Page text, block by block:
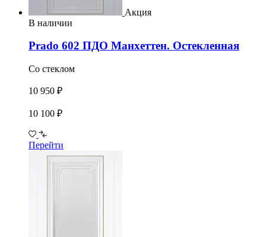
Акция
В наличии
Prado 602 ПДО Манхеттен. Остекленная
Со стеклом
10 950 ₽
10 100 ₽
Перейти